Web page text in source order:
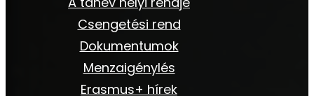
Csengetési rend
Dokumentumok
Menzaigénylés
Erasmus+ hírek